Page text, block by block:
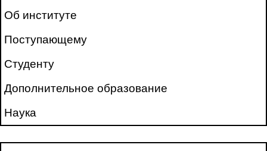
Об институте
Поступающему
Студенту
Дополнительное образование
Наука